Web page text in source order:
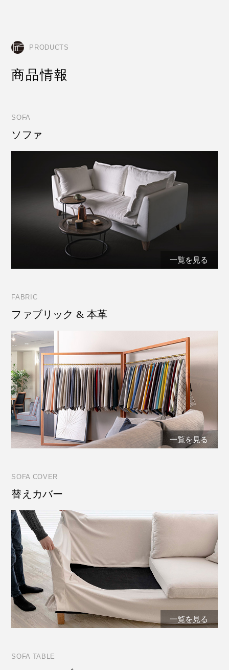
PRODUCTS
商品情報
SOFA
ソファ
一覧を見る
FABRIC
ファブリック & 本革
一覧を見る
SOFA COVER
替えカバー
一覧を見る
SOFA TABLE